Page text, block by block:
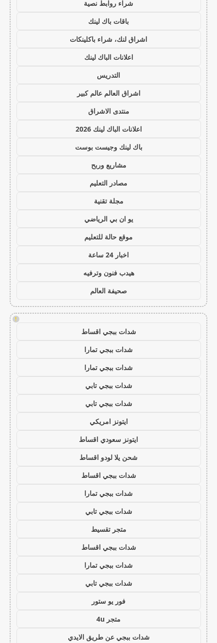
شراء روابط نصية
باقات باك لينك
اشراق لنك، شراء باكلينكات
اعلانات الباك لينك
التدريس
اشراق العالم عالم كبير
منتدى الاشراق
اعلانات الباك لينك 2026
باك لينك وجيست بوست
مشاريع وربح
مصادر التعليم
مجلة تقنية
يو ان بي الرياضي
موقع حالة للتعليم
اخبار 24 ساعة
هيدب فنون وترفيه
صحيفة العالم
!
شدات ببجي اقساط
شدات ببجي تمارا
شدات ببجي تمارا
شدات ببجي تابي
شدات ببجي تابي
ايتونز امريكي
ايتونز سعودي اقساط
شحن يلا لودو اقساط
شدات ببجي اقساط
شدات ببجي تمارا
شدات ببجي تابي
متجر تقسيط
شدات ببجي اقساط
شدات ببجي تمارا
شدات ببجي تابي
فور يو ستور
متجر 4u
شدات ببجي عن طريق الايدي